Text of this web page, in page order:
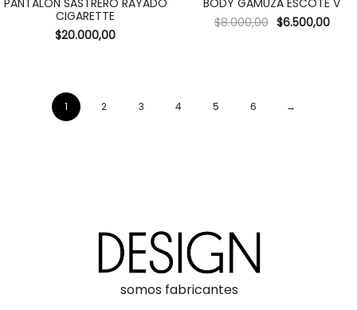
PANTALON SASTRERO RAYADO
CIGARETTE
$20.000,00
BODY GAMUZA ESCOTE V
$8.000,00 $6.500,00
1 2 3 4 5 6 →
somos fabricantes